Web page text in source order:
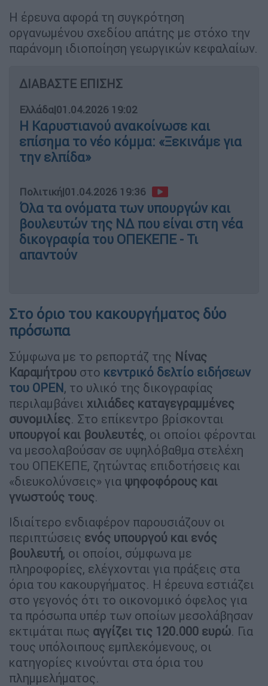
Η έρευνα αφορά τη συγκρότηση
οργανωμένου σχεδίου απάτης με στόχο την
παράνομη ιδιοποίηση γεωργικών κεφαλαίων.
ΔΙΑΒΑΣΤΕ ΕΠΙΣΗΣ
Ελλάδα|01.04.2026 19:02
Η Καρυστιανού ανακοίνωσε και
επίσημα το νέο κόμμα: «Ξεκινάμε για
την ελπίδα»
Πολιτική|01.04.2026 19:36
Όλα τα ονόματα των υπουργών και
βουλευτών της ΝΔ που είναι στη νέα
δικογραφία του ΟΠΕΚΕΠΕ - Τι
απαντούν
Στο όριο του κακουργήματος δύο
πρόσωπα
Σύμφωνα με το ρεπορτάζ της Νίνας
Καραμήτρου στο κεντρικό δελτίο ειδήσεων
του OPEN, το υλικό της δικογραφίας
περιλαμβάνει χιλιάδες καταγεγραμμένες
συνομιλίες. Στο επίκεντρο βρίσκονται
υπουργοί και βουλευτές, οι οποίοι φέρονται
να μεσολαβούσαν σε υψηλόβαθμα στελέχη
του ΟΠΕΚΕΠΕ, ζητώντας επιδοτήσεις και
«διευκολύνσεις» για ψηφοφόρους και
γνωστούς τους.
Ιδιαίτερο ενδιαφέρον παρουσιάζουν οι
περιπτώσεις ενός υπουργού και ενός
βουλευτή, οι οποίοι, σύμφωνα με
πληροφορίες, ελέγχονται για πράξεις στα
όρια του κακουργήματος. Η έρευνα εστιάζει
στο γεγονός ότι το οικονομικό όφελος για
τα πρόσωπα υπέρ των οποίων μεσολάβησαν
εκτιμάται πως αγγίζει τις 120.000 ευρώ. Για
τους υπόλοιπους εμπλεκόμενους, οι
κατηγορίες κινούνται στα όρια του
πλημμελήματος.